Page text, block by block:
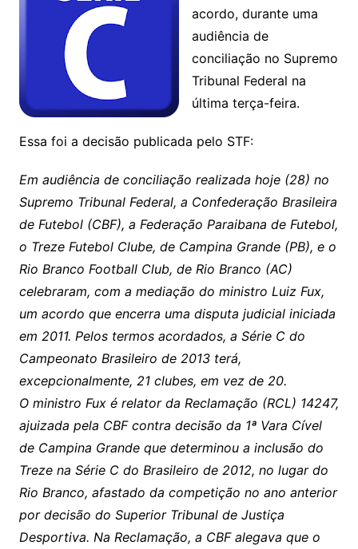
acordo, durante uma
audiência de
conciliação no Supremo
Tribunal Federal na
última terça-feira.
Essa foi a decisão publicada pelo STF:
Em audiência de conciliação realizada hoje (28) no
Supremo Tribunal Federal, a Confederação Brasileira
de Futebol (CBF), a Federação Paraibana de Futebol,
o Treze Futebol Clube, de Campina Grande (PB), e o
Rio Branco Football Club, de Rio Branco (AC)
celebraram, com a mediação do ministro Luiz Fux,
um acordo que encerra uma disputa judicial iniciada
em 2011. Pelos termos acordados, a Série C do
Campeonato Brasileiro de 2013 terá,
excepcionalmente, 21 clubes, em vez de 20.
O ministro Fux é relator da Reclamação (RCL) 14247,
ajuizada pela CBF contra decisão da 1ª Vara Cível
de Campina Grande que determinou a inclusão do
Treze na Série C do Brasileiro de 2012, no lugar do
Rio Branco, afastado da competição no ano anterior
por decisão do Superior Tribunal de Justiça
Desportiva. Na Reclamação, a CBF alegava que o